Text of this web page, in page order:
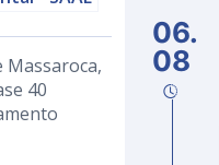
40
06.
08